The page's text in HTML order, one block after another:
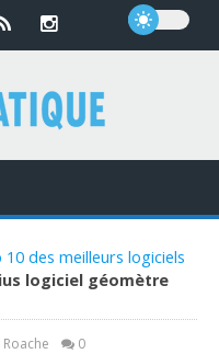
10 des meilleurs logiciels
logiciel géomètre
0